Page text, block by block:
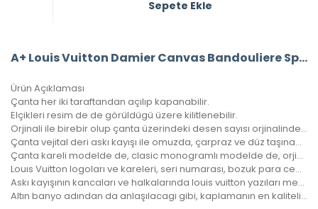
Sepete Ekle
A+ Louis Vuitton Damier Canvas Bandouliere Speedy 30’Luk Vejital Deri
Ürün Açıklaması
Çanta her iki taraftandan açılıp kapanabilir.
Elçikleri resim de de görüldügü üzere kilitlenebilir.
Orjinali ile birebir olup çanta üzerindeki desen sayısı orjinalinde ki ile aynıdır.
Çanta vejital deri askı kayışı ile omuzda, çarpraz ve düz taşınabilir.
Çanta kareli modelde de, clasic monogramlı modelde de, orjinalinde ki kare sayısı ile çantamızdaki kare sayıları eşittir.
Louıs Vuitton logoları ve kareleri, seri numarası, bozuk para cebi ile birebir aynıdır.
Askı kayışının kancaları ve halkalarında louis vuitton yazıları mevcuttur ve metal aksamları altın banyodur.
Altın banyo adından da anlaşılacagı gibi, kaplamanın en kaliteli olanıdır. Ömürlüktür, kararma yapmaz.